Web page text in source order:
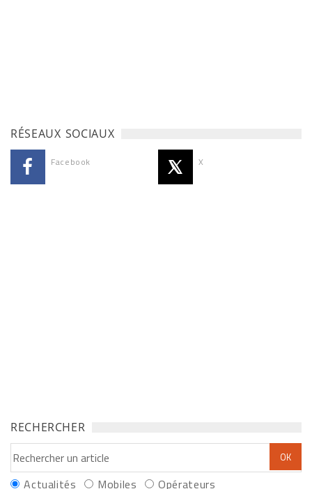
RÉSEAUX SOCIAUX
Facebook X
RECHERCHER
Actualités Mobiles Opérateurs